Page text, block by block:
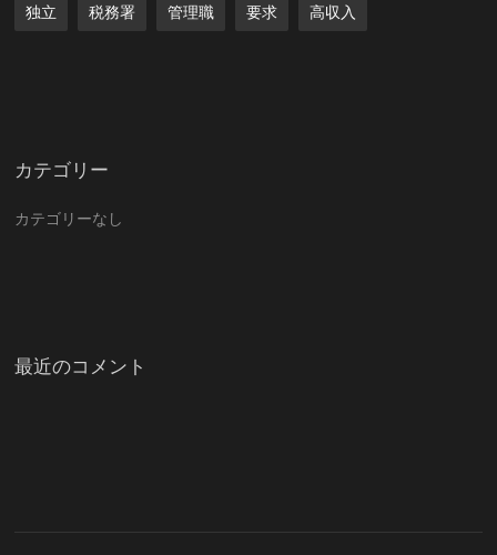
独立 税務署 管理職 要求 高収入
カテゴリー
カテゴリーなし
最近のコメント